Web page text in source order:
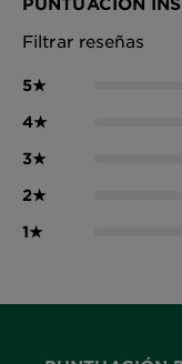
Filtrar reseñas
5★
4★
3★
2★
1★